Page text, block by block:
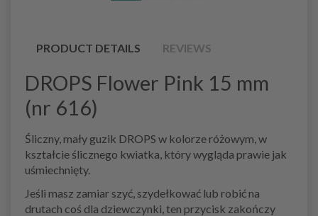
PRODUCT DETAILS REVIEWS
DROPS Flower Pink 15 mm
(nr 616)
Śliczny, mały guzik DROPS w kolorze różowym, w
kształcie ślicznego kwiatka, który wygląda prawie jak
uśmiechnięty.
Jeśli masz zamiar szyć, szydełkować lub robić na
drutach coś dla dziewczynki, ten przycisk zakończy